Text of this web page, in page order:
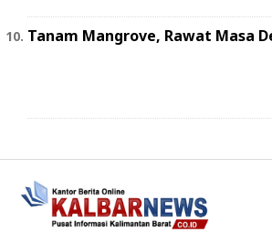
Tanam Mangrove, Rawat Masa